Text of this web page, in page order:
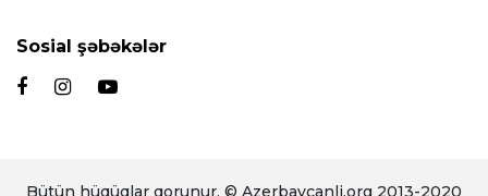
Sosial şəbəkələr